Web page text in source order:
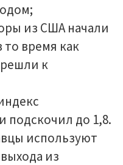
из США начали
время как
к
подскочил до 1,8.
используют
из